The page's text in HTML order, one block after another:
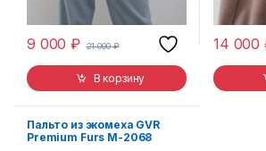
9 000₽ 21 000₽
В корзину
14 000
Пальто из экомеха GVR
Premium Furs M-2068